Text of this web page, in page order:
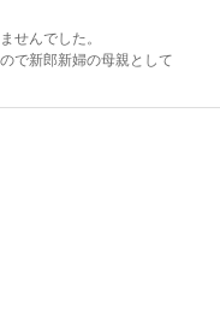
せんでした。
で新郎新婦の母親として